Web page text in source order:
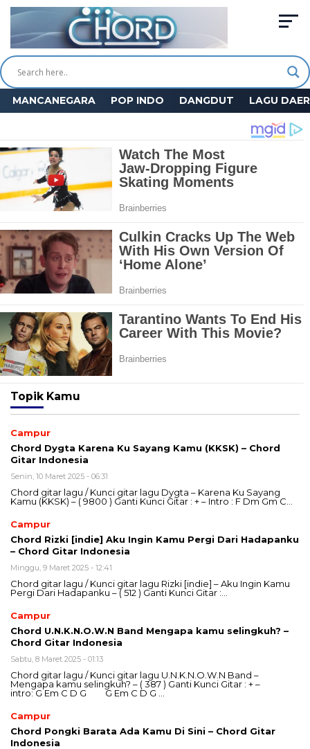
MANCANEGARA POP INDO DANGDUT LAGU
Topik Kamu
Campur
Chord Dygta Karena Ku Sayang Kamu (KKSK) – Chord
Gitar Indonesia
Senin, 10 Maret 2025 - 06:31
Chord gitar lagu / Kunci gitar lagu Dygta – Karena Ku Sayang
Kamu (KKSK) – ( 9800 ) Ganti Kunci Gitar : + – Intro : F Dm Gm C…
Campur
Chord Rizki [indie] Aku Ingin Kamu Pergi Dari Hadapanku
– Chord Gitar Indonesia
Minggu, 9 Maret 2025 - 12:41
Chord gitar lagu / Kunci gitar lagu Rizki [indie] – Aku Ingin Kamu
Pergi Dari Hadapanku – ( 512 ) Ganti Kunci Gitar :…
Campur
Chord U.N.K.N.O.W.N Band Mengapa kamu selingkuh? –
Chord Gitar Indonesia
Sabtu, 8 Maret 2025 - 01:13
Chord gitar lagu / Kunci gitar lagu U.N.K.N.O.W.N Band –
Mengapa kamu selingkuh? – ( 387 ) Ganti Kunci Gitar : + –
intro: G Em C D G G Em C D G …
Campur
Chord Pongki Barata Ada Kamu Di Sini – Chord Gitar
Indonesia